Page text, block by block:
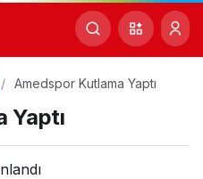
Amedspor Kutlama Yaptı
Yaptı
0